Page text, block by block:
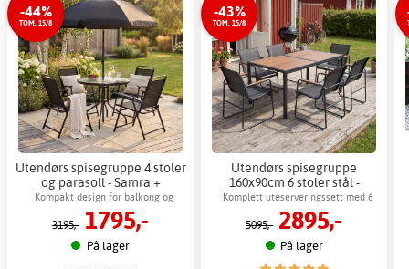
-44%
TOM. 15/8
Utendørs spisegruppe 4 stoler
og parasoll - Samra +
Møbelpleie
Kompakt design for balkong og
terrasse
3195,- 1795,-
På lager
-43%
TOM. 15/8
Utendørs spisegruppe
160x90cm 6 stoler stål -
Zanzibar + Møbelpleie
Komplett uteserveringssett med 6
stoler
5095,- 2895,-
På lager